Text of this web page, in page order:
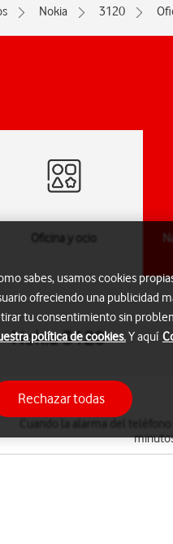
Nokia 3120
Oficina y ocio
Nokia 3120
sabes, usamos cookies
ofreciendo una publicidad
tu consentimiento sin
política de cookies.Y aquí
Rechazar todas